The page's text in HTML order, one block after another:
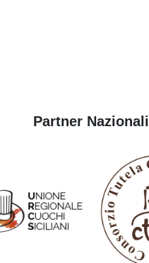
Partner Nazionali